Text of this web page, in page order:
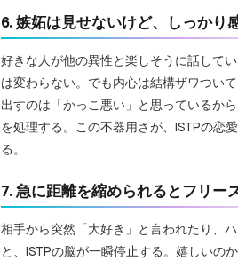
6. 嫉妬は見せないけど、しっかり
好きな人が他の異性と楽しそうに話して
は変わらない。でも内心は結構ザワつい
出すのは「かっこ悪い」と思っているか
を処理する。この不器用さが、ISTPの恋
る。
7. 急に距離を縮められるとフリー
相手から突然「大好き」と言われたり、
と、ISTPの脳が一瞬停止する。嬉しいの